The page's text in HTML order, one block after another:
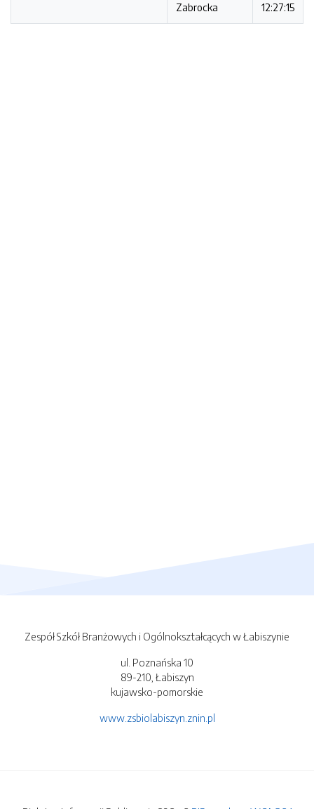
Zabrocka
12:27:15
Zespół Szkół Branżowych i Ogólnokształcących w Łabiszynie
ul. Poznańska 10
89-210, Łabiszyn
kujawsko-pomorskie
www.zsbiolabiszyn.znin.pl